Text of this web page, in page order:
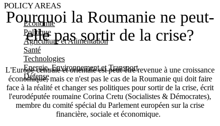
POLICY AREAS
Economie
Politique
Agriculture et Alimentation
Santé
Technologies
Energie, Environnement et Transport
Défense
Pourquoi la Roumanie ne peut-
elle pas sortir de la crise?
L'Europe centrale et orientale est peut-être revenue à une croissance
économique, mais ce n'est pas le cas de la Roumanie qui doit faire
face à la réalité et changer ses politiques pour sortir de la crise, écrit
l'eurodéputée roumaine Corina Cretu (Socialistes & Démocrates),
membre du comité spécial du Parlement européen sur la crise
financière, sociale et économique.